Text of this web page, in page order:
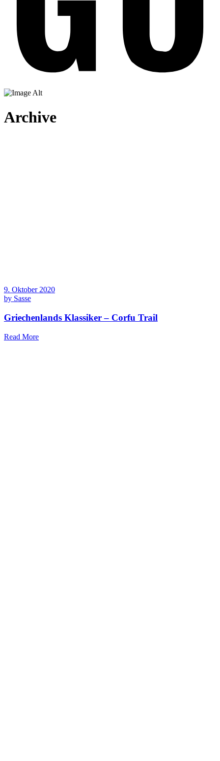
Archive
9. Oktober 2020
by Sasse
Griechenlands Klassiker – Corfu Trail
Read More